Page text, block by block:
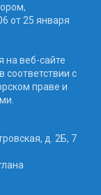
от 25 января
веб-сайте
соответствии с
праве и
д. 2Б, 7